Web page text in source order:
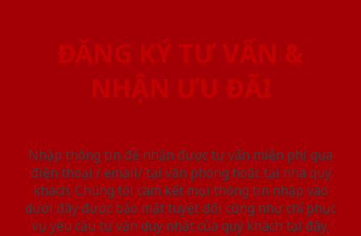
ĐĂNG KÝ TƯ VẤN &
NHẬN ƯU ĐÃI
Nhập thông tin để nhận được tư vấn miễn phí qua
điện thoại / email/ tại văn phòng hoặc tại nhà quý
khách. Chúng tôi cam kết mọi thông tin nhập vào
dưới đây được bảo mật tuyệt đối cũng như chỉ phục
vụ yêu cầu tư vấn duy nhất của quý khách tại đây.